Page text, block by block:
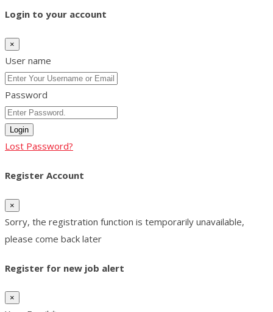
Login to your account
×
User name
Password
Login
Lost Password?
Register Account
×
Sorry, the registration function is temporarily unavailable,
please come back later
Register for new job alert
×